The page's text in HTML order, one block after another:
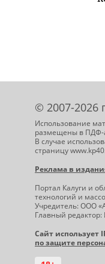
© 2007-2026
Использование
размещены в ПДФ-
В случае
страницу
Реклама в
Портал Калуги и
технологий и
Учредитель: ООО
Главный
Сайт использует
по защите